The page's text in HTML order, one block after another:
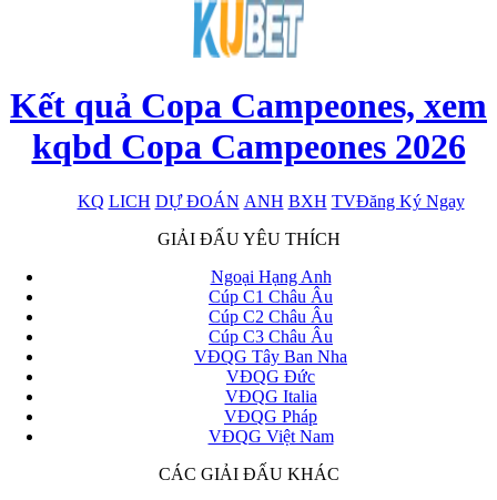
Kết quả Copa Campeones, xem
kqbd Copa Campeones 2026
KQ LICH DỰ ĐOÁN ANH BXH TVĐăng Ký Ngay
x
GIẢI ĐẤU YÊU THÍCH
Ngoại Hạng Anh
Cúp C1 Châu Âu
Cúp C2 Châu Âu
Cúp C3 Châu Âu
VĐQG Tây Ban Nha
VĐQG Đức
VĐQG Italia
VĐQG Pháp
VĐQG Việt Nam
CÁC GIẢI ĐẤU KHÁC